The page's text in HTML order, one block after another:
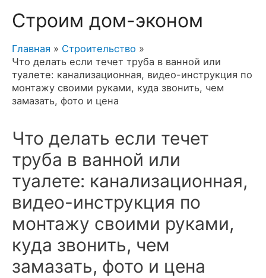
Строим дом-эконом
Главная
Строительство
Что делать если течет труба в ванной или
туалете: канализационная, видео-инструкция по
монтажу своими руками, куда звонить, чем
замазать, фото и цена
Что делать если течет
труба в ванной или
туалете: канализационная,
видео-инструкция по
монтажу своими руками,
куда звонить, чем
замазать, фото и цена